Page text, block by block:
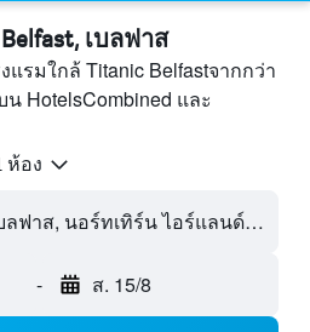
เบลฟาส
แรมใกล้ Titanic Belfastจากกว่า
HotelsCombined และ
ห้อง
Titanic Belfast - เบลฟาส, นอร์ทเทิร์น ไอร์แลนด์, สหราชอาณาจักร
- ส. 15/8